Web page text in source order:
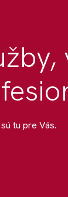
tu pre Vás.